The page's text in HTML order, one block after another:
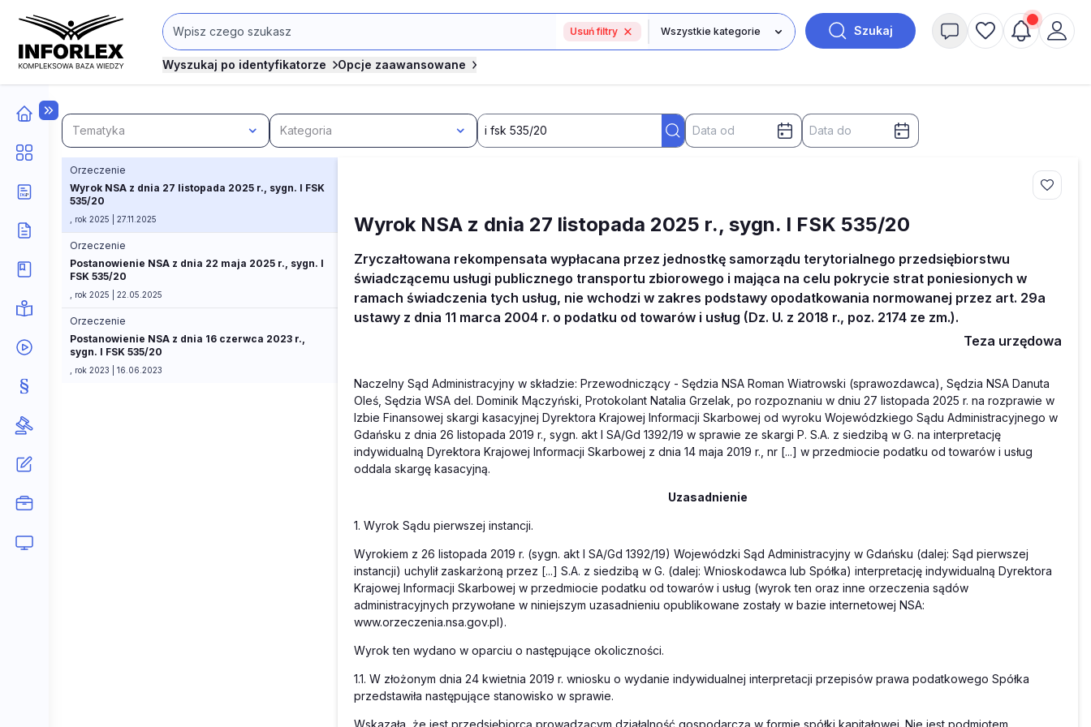
Usuń filtry Szukaj
Wyszukaj po identyfikatorze Opcje zaawansowane
Tematyka Kategoria
Orzeczenie
Wyrok NSA z dnia 27 listopada 2025 r., sygn. I FSK
535/20
, rok 2025 | 27.11.2025
Orzeczenie
Postanowienie NSA z dnia 22 maja 2025 r., sygn. I
FSK 535/20
, rok 2025 | 22.05.2025
Orzeczenie
Postanowienie NSA z dnia 16 czerwca 2023 r.,
sygn. I FSK 535/20
, rok 2023 | 16.06.2023
Wyrok NSA z dnia 27 listopada 2025 r., sygn. I FSK 535/20
Zryczałtowana rekompensata wypłacana przez jednostkę samorządu terytorialnego przedsiębiorstwu
świadczącemu usługi publicznego transportu zbiorowego i mająca na celu pokrycie strat poniesionych w
ramach świadczenia tych usług, nie wchodzi w zakres podstawy opodatkowania normowanej przez art. 29a
ustawy z dnia 11 marca 2004 r. o podatku od towarów i usług (Dz. U. z 2018 r., poz. 2174 ze zm.).
Teza urzędowa
Naczelny Sąd Administracyjny w składzie: Przewodniczący - Sędzia NSA Roman Wiatrowski (sprawozdawca), Sędzia NSA Danuta
Oleś, Sędzia WSA del. Dominik Mączyński, Protokolant Natalia Grzelak, po rozpoznaniu w dniu 27 listopada 2025 r. na rozprawie w
Izbie Finansowej skargi kasacyjnej Dyrektora Krajowej Informacji Skarbowej od wyroku Wojewódzkiego Sądu Administracyjnego w
Gdańsku z dnia 26 listopada 2019 r., sygn. akt I SA/Gd 1392/19 w sprawie ze skargi P. S.A. z siedzibą w G. na interpretację
indywidualną Dyrektora Krajowej Informacji Skarbowej z dnia 14 maja 2019 r., nr [...] w przedmiocie podatku od towarów i usług
oddala skargę kasacyjną.
Uzasadnienie
1. Wyrok Sądu pierwszej instancji.
Wyrokiem z 26 listopada 2019 r. (sygn. akt I SA/Gd 1392/19) Wojewódzki Sąd Administracyjny w Gdańsku (dalej: Sąd pierwszej
instancji) uchylił zaskarżoną przez [...] S.A. z siedzibą w G. (dalej: Wnioskodawca lub Spółka) interpretację indywidualną Dyrektora
Krajowej Informacji Skarbowej w przedmiocie podatku od towarów i usług (wyrok ten oraz inne orzeczenia sądów
administracyjnych przywołane w niniejszym uzasadnieniu opublikowane zostały w bazie internetowej NSA:
www.orzeczenia.nsa.gov.pl).
Wyrok ten wydano w oparciu o następujące okoliczności.
1.1. W złożonym dnia 24 kwietnia 2019 r. wniosku o wydanie indywidualnej interpretacji przepisów prawa podatkowego Spółka
przedstawiła następujące stanowisko w sprawie.